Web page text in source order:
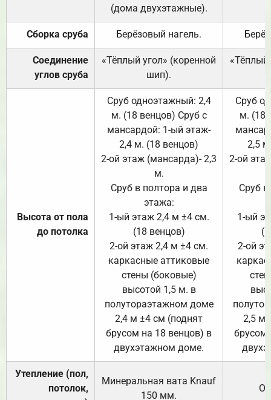
(дома двухэтажные).
Сборка сруба Берёзовый нагель.
Соединение
углов сруба
«Тёплый угол» (коренной
шип).
«Тёплый
Высота от пола
до потолка
Сруб одноэтажный: 2,4
м. (18 венцов) Сруб с
мансардой: 1-ый этаж-
2,4 м. (18 венцов)
2-ой этаж (мансарда)- 2,3
м.
Сруб в полтора и два
этажа:
1-ый этаж 2,4 м ±4 см.
(18 венцов)
2-ой этаж 2,4 м ±4 см.
каркасные аттиковые
стены (боковые)
высотой 1,5 м. в
полутораэтажном доме
2,4 м ±4 см (поднят
брусом на 18 венцов) в
двухэтажном доме.
Сруб
м. (18
2,5
2-ой
Сруб
1-ый
2-ой
2,5 м
брусом
Утепление (пол,
потолок,
Минеральная вата Knauf
150 мм.